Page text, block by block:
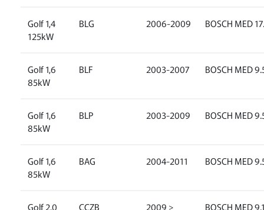
Golf 1,4
125kW
BLG 2006-2009 BOSCH MED
Golf 1,6
85kW
BLF 2003-2007 BOSCH MED
Golf 1,6
85kW
BLP 2003-2009 BOSCH MED
Golf 1,6
85kW
BAG 2004-2011 BOSCH MED
Golf 2,0
CCZB 2009 > BOSCH MED